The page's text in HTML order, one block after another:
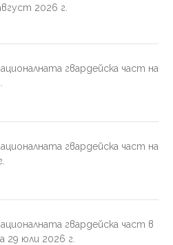
2026 г.
гвардейска част на
гвардейска част на
гвардейска част в
29 юли 2026 г.